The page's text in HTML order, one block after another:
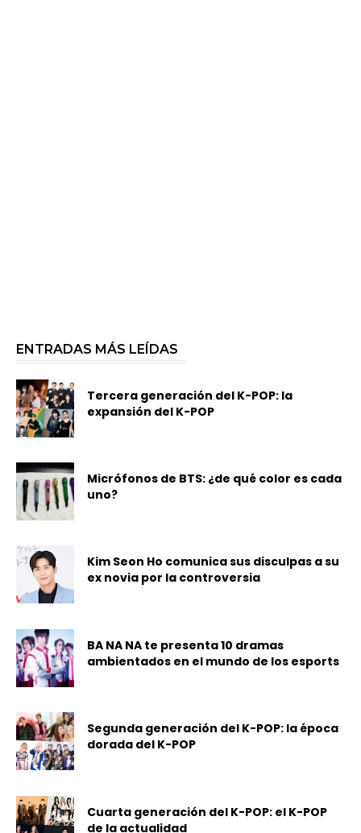
ENTRADAS MÁS LEÍDAS
Tercera generación del K-POP: la
expansión del K-POP
Micrófonos de BTS: ¿de qué color es cada
uno?
Kim Seon Ho comunica sus disculpas a su
ex novia por la controversia
BA NA NA te presenta 10 dramas
ambientados en el mundo de los esports
Segunda generación del K-POP: la época
dorada del K-POP
Cuarta generación del K-POP: el K-POP
de la actualidad